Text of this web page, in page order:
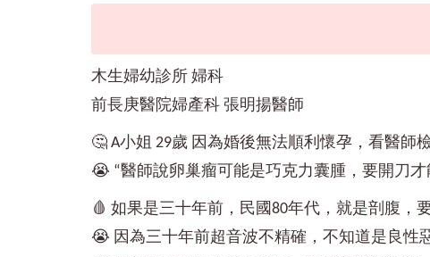
木生婦幼診所 婦科
前長庚醫院婦產科 張明揚醫師
🤔 A小姐 29歲 因為婚後無法順利懷孕，看醫師
😭 “醫師說卵巢瘤可能是巧克力囊腫，要開刀
🩸 如果是三十年前，民國80年代，就是剖腹，
😭 因為三十年前超音波不精確，不知道是良性